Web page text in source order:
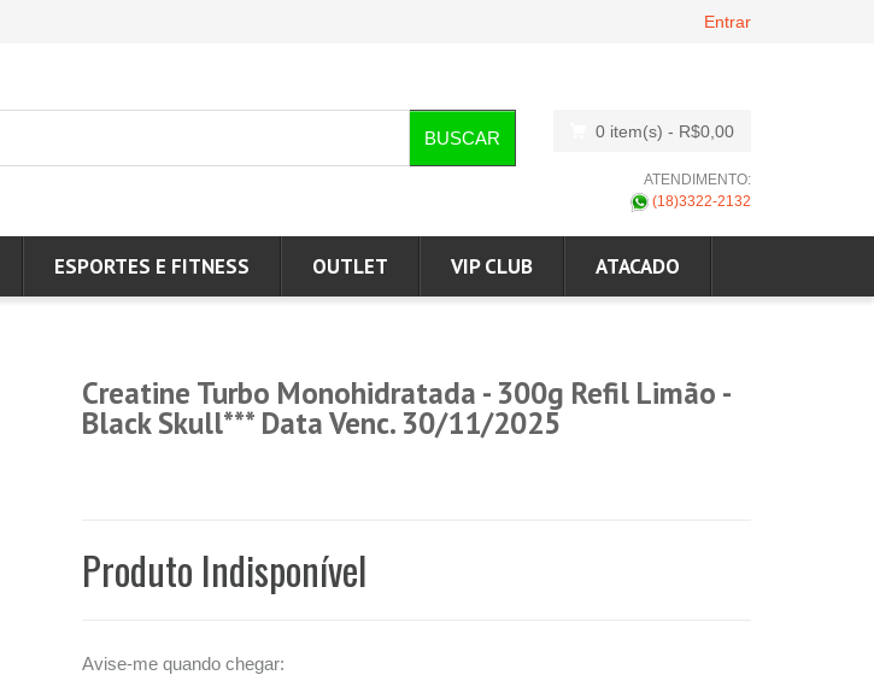
Entrar
BUSCAR 0 item(s) - R$0,00
ATENDIMENTO:
(18)3322-2132
ESPORTES E FITNESS OUTLET VIP CLUB ATACADO
Creatine Turbo Monohidratada - 300g Refil Limão -
Black Skull*** Data Venc. 30/11/2025
Produto Indisponível
Avise-me quando chegar: